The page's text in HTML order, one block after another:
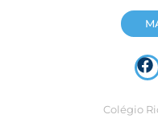
Colégio